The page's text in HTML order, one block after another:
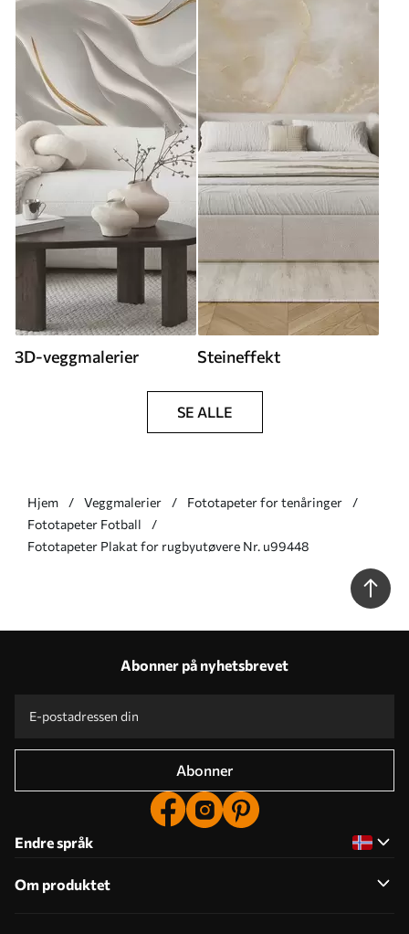
3D-veggmalerier Steineffekt
SE ALLE
Hjem Veggmalerier
Fototapeter for tenåringer
Fototapeter Fotball
Fototapeter Plakat for rugbyutøvere Nr. u99448
Abonner på nyhetsbrevet
Abonner
Endre språk
Om produktet